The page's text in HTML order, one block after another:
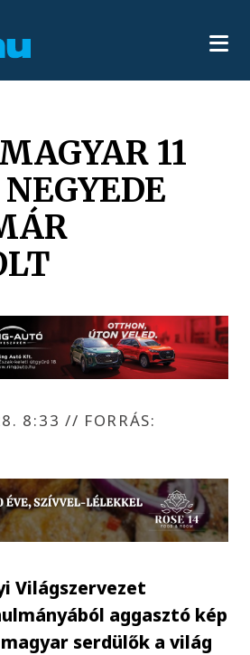
11
8:33 // FORRÁS:
Világszervezet
aggasztó kép
serdülők a világ